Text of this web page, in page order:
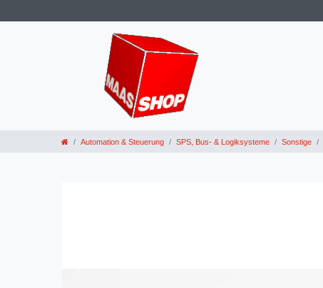
Automation & Steuerung SPS, Bus- & Logiksysteme Sonstige